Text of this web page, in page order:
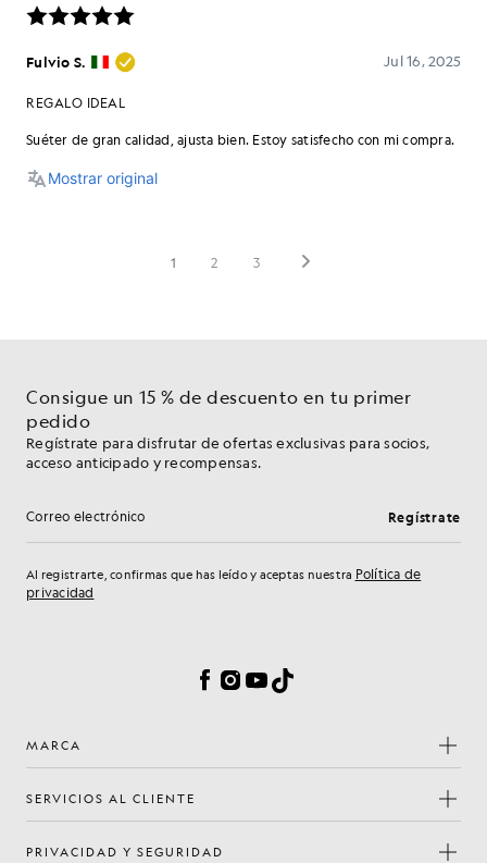
Consigue un 15 % de descuento en tu primer
pedido
Regístrate para disfrutar de ofertas exclusivas para socios,
acceso anticipado y recompensas.
Dirección de correo electrónico Regístrate
Al registrarte, confirmas que has leído y aceptas nuestra Política de
privacidad
Facebook
Instagram
YouTube
TikTok
MARCA
SERVICIOS AL CLIENTE
PRIVACIDAD Y SEGURIDAD